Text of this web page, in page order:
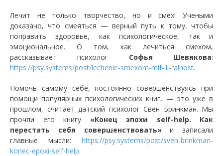
Лечит не только творчество, но и смех! Учеными
доказано, что смеяться — верный путь к тому, чтобы
поправить здоровье, как психологическое, так и
эмоциональное. О том, как лечиться смехом,
рассказывает психолог Софья Шевякова:
https://psy.systems/post/lechenie-smexom-mif-ili-ralnost.
Помочь самому себе, постоянно совершенствуясь при
помощи популярных психологических книг, — это уже в
прошлом, считает датский психолог Свен Бринкман. Мы
прочли его книгу «Конец эпохи self-help. Как
перестать себя совершенствовать»и записали
главные мысли: https://psy.systems/post/sven-brinkman-
konec-epoxi-self-help.